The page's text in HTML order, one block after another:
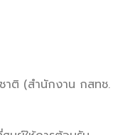
าติ (สำนักงาน กสทช.